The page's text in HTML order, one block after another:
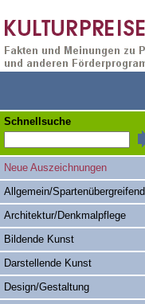
Schnellsuche
Neue Auszeichnungen
Allgemein/Spartenübergreifend
Architektur/Denkmalpflege
Bildende Kunst
Darstellende Kunst
Design/Gestaltung